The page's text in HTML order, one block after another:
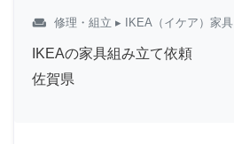
weekend 修理・組立 ▸ IKEA（イケア）家具
IKEAの家具組み立て依頼
佐賀県